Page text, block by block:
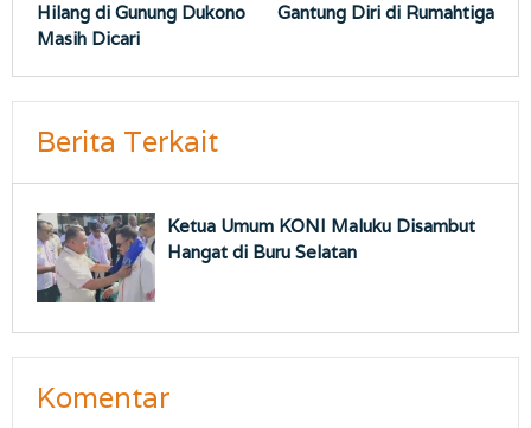
Hilang di Gunung Dukono
Masih Dicari
Gantung Diri di Rumahtiga
Berita Terkait
Ketua Umum KONI Maluku Disambut
Hangat di Buru Selatan
Komentar